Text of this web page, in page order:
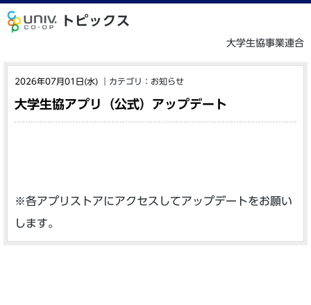
トピックス
大学生協事業連合
2026年07月01日(水) カテゴリ： お知らせ
大学生協アプリ（公式）アップデート
※各アプリストアにアクセスしてアップデートをお願い
します。